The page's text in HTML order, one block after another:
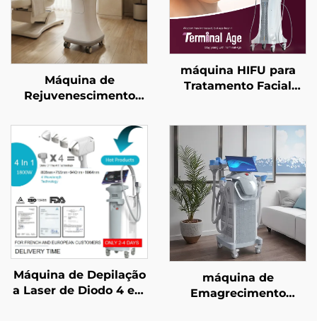
Máquina de
Rejuvenescimento
Microagulhamento em
Ouro e
Radiofrequência de
Dupla Frequência (1/2
máquina HIFU para
Tratamento Facial
Facial, Firmamento
Cutâneo e Modelagem
Corporal para Idade
Avançada
Máquina de Depilação
a Laser de Diodo 4 em
máquina de
Emagrecimento